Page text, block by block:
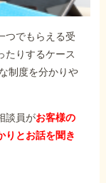
つでもらえる受
たりするケース
制度を分かりや
談員がお客様の
りとお話を聞き